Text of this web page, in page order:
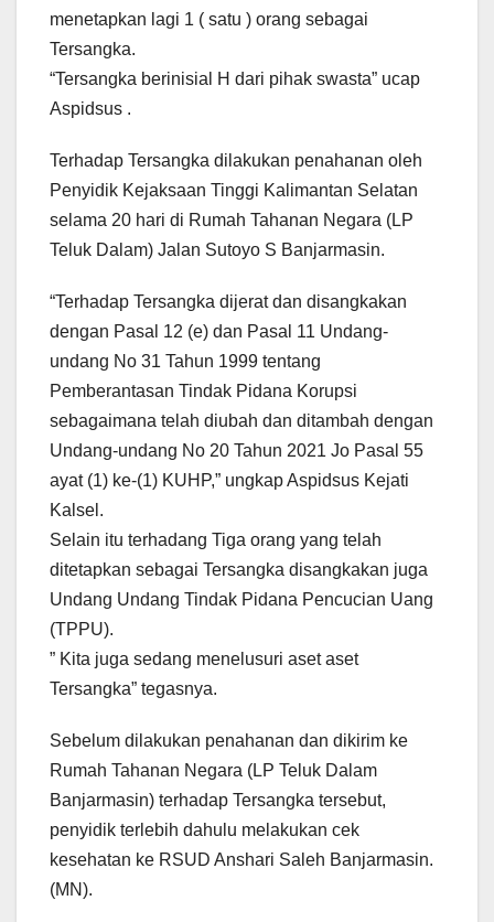
menetapkan lagi 1 ( satu ) orang sebagai
Tersangka.
“Tersangka berinisial H dari pihak swasta” ucap
Aspidsus .
Terhadap Tersangka dilakukan penahanan oleh
Penyidik Kejaksaan Tinggi Kalimantan Selatan
selama 20 hari di Rumah Tahanan Negara (LP
Teluk Dalam) Jalan Sutoyo S Banjarmasin.
“Terhadap Tersangka dijerat dan disangkakan
dengan Pasal 12 (e) dan Pasal 11 Undang-
undang No 31 Tahun 1999 tentang
Pemberantasan Tindak Pidana Korupsi
sebagaimana telah diubah dan ditambah dengan
Undang-undang No 20 Tahun 2021 Jo Pasal 55
ayat (1) ke-(1) KUHP,” ungkap Aspidsus Kejati
Kalsel.
Selain itu terhadang Tiga orang yang telah
ditetapkan sebagai Tersangka disangkakan juga
Undang Undang Tindak Pidana Pencucian Uang
(TPPU).
” Kita juga sedang menelusuri aset aset
Tersangka” tegasnya.
Sebelum dilakukan penahanan dan dikirim ke
Rumah Tahanan Negara (LP Teluk Dalam
Banjarmasin) terhadap Tersangka tersebut,
penyidik terlebih dahulu melakukan cek
kesehatan ke RSUD Anshari Saleh Banjarmasin.
(MN).